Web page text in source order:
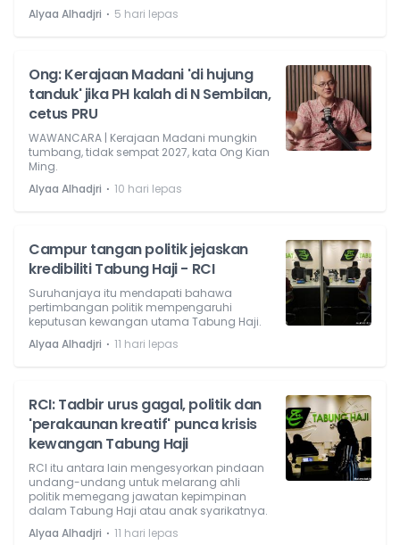
Alyaa Alhadjri ⋅ 5 hari lepas
Ong: Kerajaan Madani 'di hujung
tanduk' jika PH kalah di N Sembilan,
cetus PRU
WAWANCARA | Kerajaan Madani mungkin
tumbang, tidak sempat 2027, kata Ong Kian
Ming.
Alyaa Alhadjri ⋅ 10 hari lepas
Campur tangan politik jejaskan
kredibiliti Tabung Haji - RCI
Suruhanjaya itu mendapati bahawa
pertimbangan politik mempengaruhi
keputusan kewangan utama Tabung Haji.
Alyaa Alhadjri ⋅ 11 hari lepas
RCI: Tadbir urus gagal, politik dan
'perakaunan kreatif' punca krisis
kewangan Tabung Haji
RCI itu antara lain mengesyorkan pindaan
undang-undang untuk melarang ahli
politik memegang jawatan kepimpinan
dalam Tabung Haji atau anak syarikatnya.
Alyaa Alhadjri ⋅ 11 hari lepas